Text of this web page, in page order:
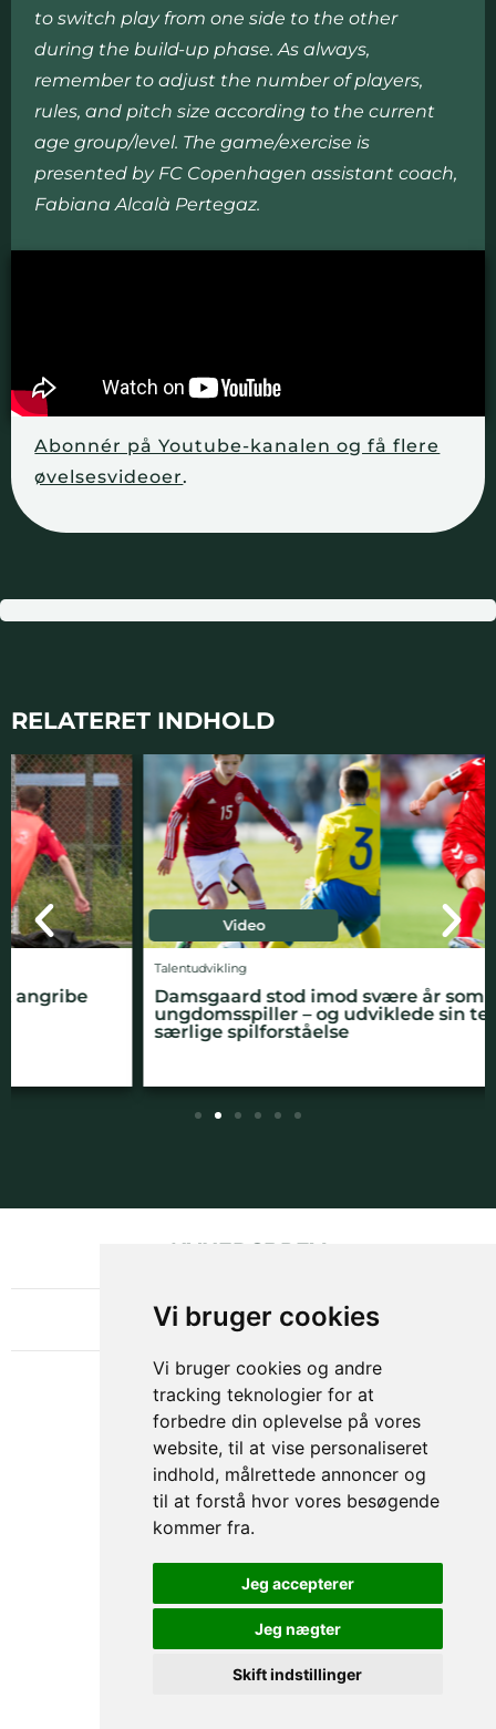
Vi bruger cookies
Vi bruger cookies og andre
tracking teknologier for at
forbedre din oplevelse på vores
website, til at vise personaliseret
indhold, målrettede annoncer og
til at forstå hvor vores besøgende
kommer fra.
Jeg accepterer
Jeg nægter
Skift indstillinger
to switch play from one side to the other
during the build-up phase. As always,
remember to adjust the number of players,
rules, and pitch size according to the current
age group/level. The game/exercise is
presented by FC Copenhagen assistant coach,
Fabiana Alcalà Pertegaz.
Abonnér på Youtube-kanalen og få flere
øvelsesvideoer.
RELATERET INDHOLD
Video
Damsgaard stod imod svære år som
ungdomsspiller – og udviklede sin teknik og
særlige spilforståelse
NYHEDSBREV
OM GAMECHANGER